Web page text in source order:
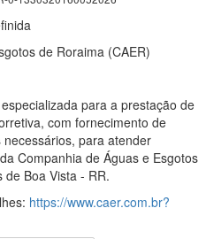
de Roraima (CAER)
para a prestação de
com fornecimento de
para atender
Companhia de Águas e Esgotos
Boa Vista - RR.
https://www.caer.com.br?